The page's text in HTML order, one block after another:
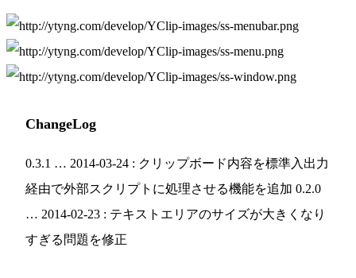
ChangeLog
0.3.1 … 2014-03-24 : クリップボード内容を標準入出力
経由で外部スクリプトに処理させる機能を追加 0.2.0
… 2014-02-23 : テキストエリアのサイズが大きくなり
すぎる問題を修正